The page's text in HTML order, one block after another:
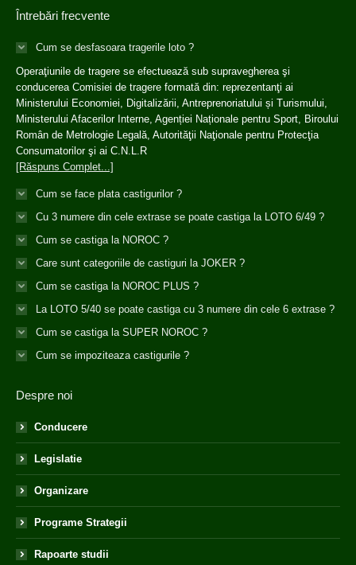
Întrebări frecvente
Cum se desfasoara tragerile loto ?
Operaţiunile de tragere se efectuează sub supravegherea şi
conducerea Comisiei de tragere formată din: reprezentanţi ai
Ministerului Economiei, Digitalizării, Antreprenoriatului și Turismului,
Ministerului Afacerilor Interne, Agenției Naționale pentru Sport, Biroului
Român de Metrologie Legală, Autorităţii Naţionale pentru Protecţia
Consumatorilor şi ai C.N.L.R
[Răspuns Complet...]
Cum se face plata castigurilor ?
Cu 3 numere din cele extrase se poate castiga la LOTO 6/49 ?
Cum se castiga la NOROC ?
Care sunt categoriile de castiguri la JOKER ?
Cum se castiga la NOROC PLUS ?
La LOTO 5/40 se poate castiga cu 3 numere din cele 6 extrase ?
Cum se castiga la SUPER NOROC ?
Cum se impoziteaza castigurile ?
Despre noi
Conducere
Legislatie
Organizare
Programe Strategii
Rapoarte studii